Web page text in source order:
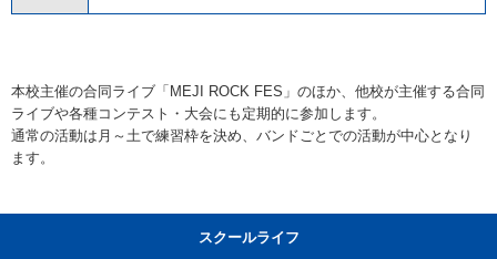
本校主催の合同ライブ「MEJI ROCK FES」のほか、他校が主催する合同
ライブや各種コンテスト・大会にも定期的に参加します。
通常の活動は月～土で練習枠を決め、バンドごとでの活動が中心となり
ます。
スクールライフ